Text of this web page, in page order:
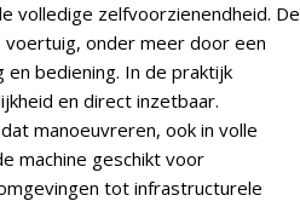
volledige zelfvoorzienendheid. De
voertuig, onder meer door een
bediening. In de praktijk
en direct inzetbaar.
manoeuvreren, ook in volle
machine geschikt voor
tot infrastructurele